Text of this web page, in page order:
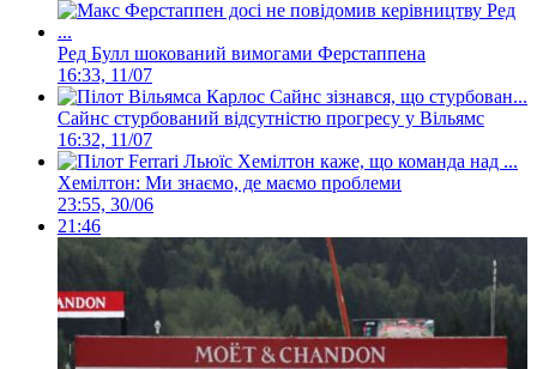
Ред Булл шокований вимогами Ферстаппена
16:33, 11/07
Сайнс стурбований відсутністю прогресу у Вільямс
16:32, 11/07
Хемілтон: Ми знаємо, де маємо проблеми
23:55, 30/06
21:46